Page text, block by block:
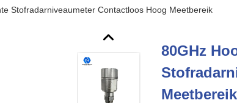
Stofradarniveaumeter Contactloos Hoog Meetbereik
80GHz
Meetbereik